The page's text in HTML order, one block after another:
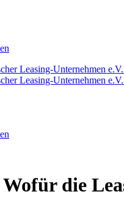
die